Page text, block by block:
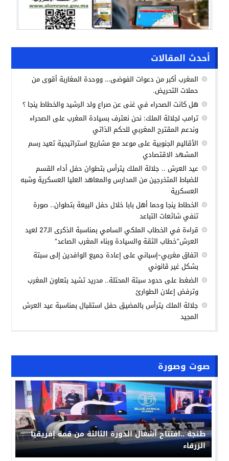
صوت وصورة
طنجة ..افتتاح أشغال الدورة الثالثة من قمة إفريقيا
الزرقاء
أحدث المقالات
المغرب أكبر من دعوات الفوضى… ووحدة المغاربة أقوى من
حملات التحريض.
هل كانت الصحراء في غنى عن صراع ولد الرشيد والخطاط ينجا ؟
ترامب لجلالة الملك: نحن نعترف بسيادة المغرب على الصحراء
وندعم المقترح المغربي للحكم الذاتي
الأقاليم الجنوبية على موعد مع مشاريع استراتيجية تعيد رسم
المشهد الاقتصادي
عيد العرش .. جلالة الملك يترأس بتطوان حفل أداء القسم
للضباط المتخرجين من المدارس والمعاهد العليا العسكرية وشبه
العسكرية
الخطاط ينجا وحما أهل بابا خلال حفل البيعة بتطوان.. صورة
تنفي شائعات التباعد
قراءة في الخطاب الملكي السامي بمناسبة الذكرى الـ27 لعيد
العرش”خطاب الثقة والسيادة وبناء المغرب الصاعد”
اتفاق مغربي-إسباني على إعادة جميع الوافدين إلى سبتة
بشكل غير قانوني
الضغط على حدود سبتة المحتلة.. مدريد تشيد بتعاون المغرب
وترفض إعلان الطوارئ
جلالة الملك يترأس بالمضيق حفل استقبال بمناسبة عيد العرش
المجيد